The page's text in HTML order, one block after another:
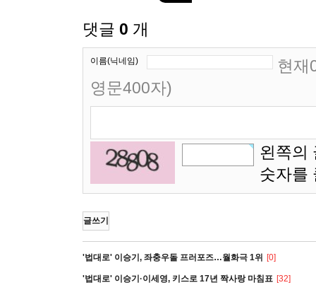
댓글 0 개
이름(닉네임)
현재
영문400자)
왼쪽의
숫자를
글쓰기
'법대로' 이승기, 좌충우돌 프러포즈…월화극 1위 [0]
'법대로' 이승기·이세영, 키스로 17년 짝사랑 마침표 [32]